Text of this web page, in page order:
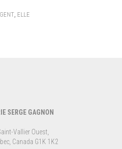
, ELLE
SERGE GAGNON
Vallier Ouest,
Canada G1K 1K2